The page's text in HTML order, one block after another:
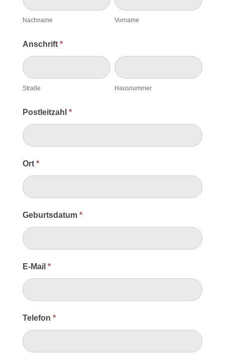
Nachname Vorname
Anschrift *
Straße
Straße
Hausnummer
Hausnummer
Postleitzahl *
Ort *
Geburtsdatum *
E-Mail *
Telefon *